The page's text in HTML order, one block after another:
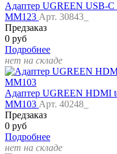
Адаптер UGREEN USB-
MM123 Арт. 30843_
Предзаказ
0 руб
Подробнее
нет на складе
Адаптер UGREEN HDMI
MM103 Арт. 40248_
Предзаказ
0 руб
Подробнее
нет на складе